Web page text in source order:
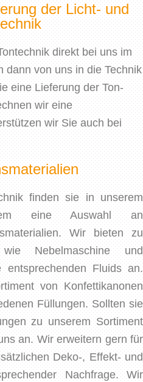
der Licht- und
direkt bei uns im
dann von uns in die Technik
eine Lieferung der Ton-
wir eine
wir Sie auch bei
finden sie in unserem
eine Auswahl an
Wir bieten zu
Nebelmaschine und
entsprechenden Fluids an.
von Konfettikanonen
Füllungen. Sollten sie
zu unserem Sortiment
an. Wir erweitern gern für
Deko-, Effekt- und
Nachfrage. Wir